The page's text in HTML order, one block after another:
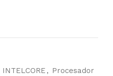
INTELCORE , Procesador